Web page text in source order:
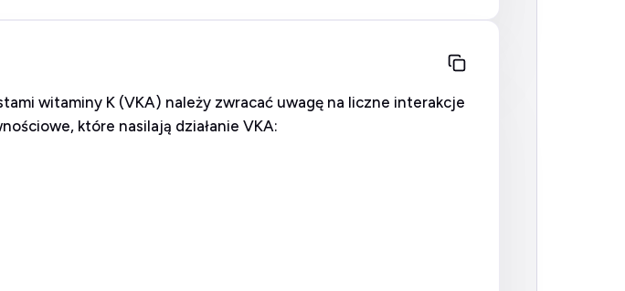
witaminy K (VKA) należy zwracać uwagę na liczne interakcje
które nasilają działanie VKA: